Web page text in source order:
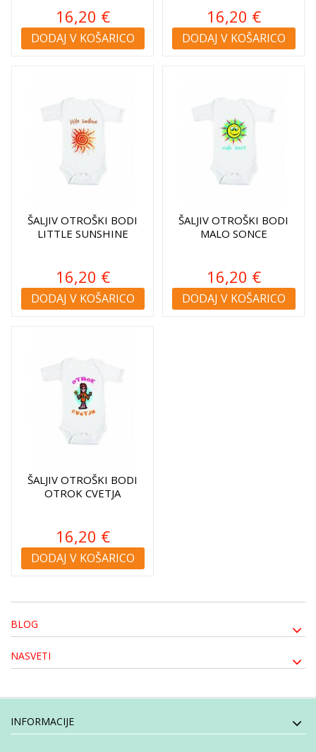
16,20 €
DODAJ V KOŠARICO
16,20 €
DODAJ V KOŠARICO
ŠALJIV OTROŠKI BODI
LITTLE SUNSHINE
16,20 €
DODAJ V KOŠARICO
ŠALJIV OTROŠKI BODI
MALO SONCE
16,20 €
DODAJ V KOŠARICO
ŠALJIV OTROŠKI BODI
OTROK CVETJA
16,20 €
DODAJ V KOŠARICO
BLOG
NASVETI
INFORMACIJE